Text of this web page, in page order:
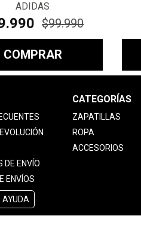
ADIDAS
.990 $99.990
COMPRAR
DE ENVÍO
ENVÍOS
AYUDA
CATEGORÍAS
ZAPATILLAS
ROPA
ACCESORIOS